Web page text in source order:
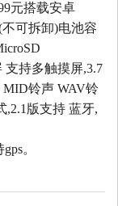
元搭载安卓
可拆卸)电池容
支持多触摸屏,3.7
MID铃声 WAV铃
,2.1版支持 蓝牙,
。